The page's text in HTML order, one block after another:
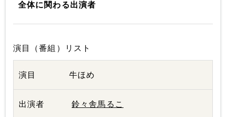
全体に関わる出演者
演目（番組）リスト
牛ほめ
鈴々舎馬るこ